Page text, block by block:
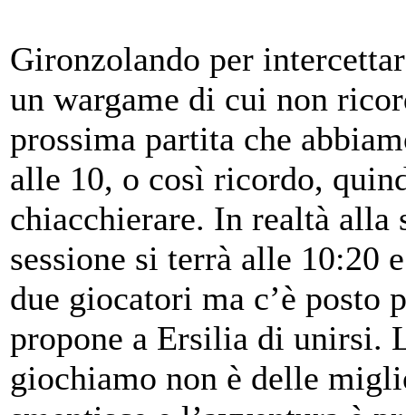
Gironzolando per
un wargame di cui non
prossima partita che
alle 10, o così ricordo,
chiacchierare. In realtà alla
sessione si terrà alle 10:20
due giocatori ma c’è
propone a Ersilia di unirsi.
giochiamo non è delle